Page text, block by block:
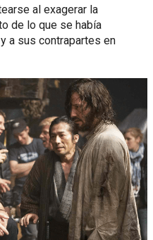
al exagerar la
de lo que se había
a sus contrapartes en